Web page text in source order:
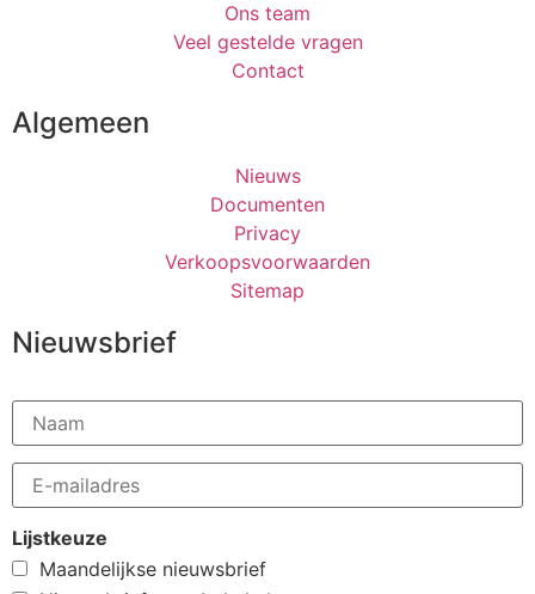
Ons team
Veel gestelde vragen
Contact
Algemeen
Nieuws
Documenten
Privacy
Verkoopsvoorwaarden
Sitemap
Nieuwsbrief
Lijstkeuze
Maandelijkse nieuwsbrief